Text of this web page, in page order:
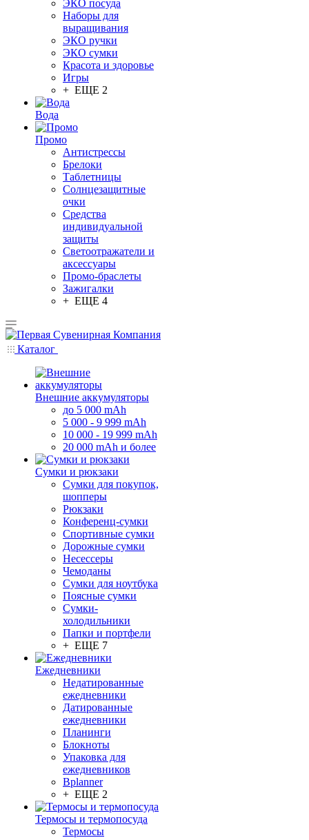
ЭКО посуда
Наборы для
выращивания
ЭКО ручки
ЭКО сумки
Красота и здоровье
Игры
+ ЕЩЕ 2
Вода
Промо
Антистрессы
Брелоки
Таблетницы
Солнцезащитные
очки
Средства
индивидуальной
защиты
Светоотражатели и
аксессуары
Промо-браслеты
Зажигалки
+ ЕЩЕ 4
Каталог
Внешние аккумуляторы
до 5 000 mAh
5 000 - 9 999 mAh
10 000 - 19 999 mAh
20 000 mAh и более
Сумки и рюкзаки
Сумки для покупок,
шопперы
Рюкзаки
Конференц-сумки
Спортивные сумки
Дорожные сумки
Несессеры
Чемоданы
Сумки для ноутбука
Поясные сумки
Сумки-
холодильники
Папки и портфели
+ ЕЩЕ 7
Ежедневники
Недатированные
ежедневники
Датированные
ежедневники
Планинги
Блокноты
Упаковка для
ежедневников
Bplanner
+ ЕЩЕ 2
Термосы и термопосуда
Термосы